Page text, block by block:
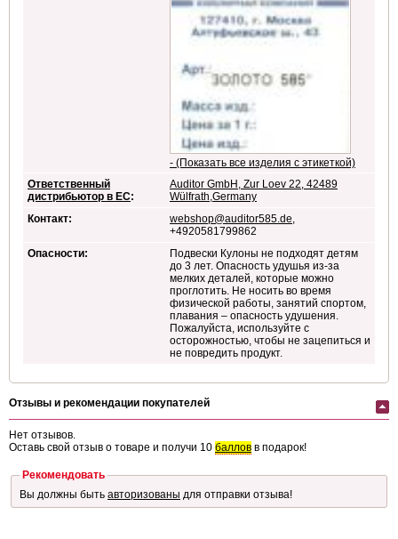
- (Показать все изделия с этикеткой)
Ответственный
дистрибьютор в ЕС:
Auditor GmbH, Zur Loev 22, 42489
Wülfrath,Germany
Контакт:
webshop@auditor585.de,
+4920581799862
Опасности:
Подвески Кулоны не подходят детям
до 3 лет. Опасность удушья из-за
мелких деталей, которые можно
проглотить. Не носить во время
физической работы, занятий спортом,
плавания – опасность удушения.
Пожалуйста, используйте с
осторожностью, чтобы не зацепиться и
не повредить продукт.
Отзывы и рекомендации покупателей
Нет отзывов.
Оставь свой отзыв о товаре и получи 10 баллов в подарок!
Рекомендовать
Вы должны быть авторизованы для отправки отзыва!